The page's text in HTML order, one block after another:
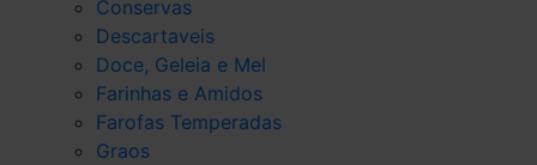
Conservas
Descartaveis
Doce, Geleia e Mel
Farinhas e Amidos
Farofas Temperadas
Graos